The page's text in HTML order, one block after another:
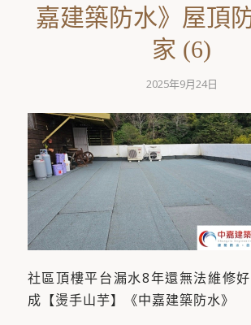
嘉建築防水》屋頂
家 (6)
2025年9月24日
社區頂樓平台漏水8年還無法維修
成【燙手山芋】《中嘉建築防水》